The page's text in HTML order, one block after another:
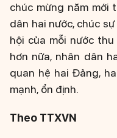
chúc mừng năm mới
dân hai nước, chúc
hội của mỗi nước
hơn nữa, nhân dân
quan hệ hai Đảng,
mạnh, ổn định.
Theo TTXVN